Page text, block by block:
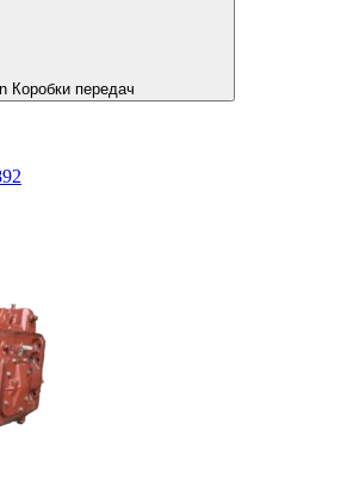
Коробки передач